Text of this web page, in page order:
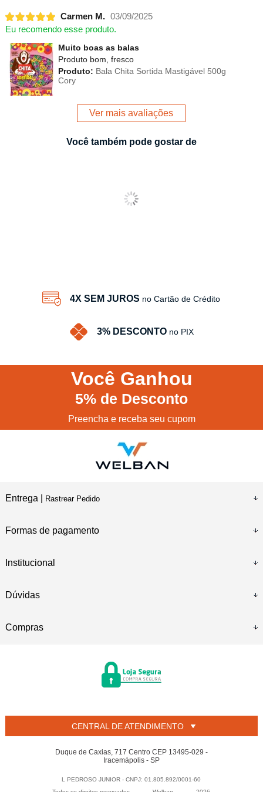
Carmen M. 03/09/2025
Eu recomendo esse produto.
Muito boas as balas
Produto bom, fresco
Produto: Bala Chita Sortida Mastigável 500g
Cory
Ver mais avaliações
Você também pode gostar de
4X SEM JUROS no Cartão de Crédito
3% DESCONTO no PIX
Você Ganhou
5% de Desconto
Preencha e receba seu cupom
Entrega | Rastrear Pedido
Formas de pagamento
Institucional
Dúvidas
Compras
CENTRAL DE ATENDIMENTO
Duque de Caxias, 717 Centro CEP 13495-029 -
Iracemápolis - SP
L PEDROSO JUNIOR - CNPJ: 01.805.892/0001-60